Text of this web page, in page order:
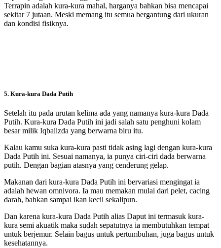
Terrapin adalah kura-kura mahal, harganya bahkan bisa mencapai
sekitar 7 jutaan. Meski memang itu semua bergantung dari ukuran
dan kondisi fisiknya.
5. Kura-kura Dada Putih
Setelah itu pada urutan kelima ada yang namanya kura-kura Dada
Putih. Kura-kura Dada Putih ini jadi salah satu penghuni kolam
besar milik Iqbalizda yang berwarna biru itu.
Kalau kamu suka kura-kura pasti tidak asing lagi dengan kura-kura
Dada Putih ini. Sesuai namanya, ia punya ciri-ciri dada berwarna
putih. Dengan bagian atasnya yang cenderung gelap.
Makanan dari kura-kura Dada Putih ini bervariasi mengingat ia
adalah hewan omnivora. Ia mau memakan mulai dari pelet, cacing
darah, bahkan sampai ikan kecil sekalipun.
Dan karena kura-kura Dada Putih alias Daput ini termasuk kura-
kura semi akuatik maka sudah sepatutnya ia membutuhkan tempat
untuk berjemur. Selain bagus untuk pertumbuhan, juga bagus untuk
kesehatannya.